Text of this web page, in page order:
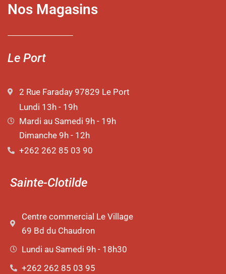
Nos Magasins
Le Port
2 Rue Faraday 97829 Le Port
Lundi 13h - 19h
Mardi au Samedi 9h - 19h
Dimanche 9h - 12h
+262 262 85 03 90
Sainte-Clotilde
Centre commercial Le Village
69 Bd du Chaudron
Lundi au Samedi 9h - 18h30
+262 262 85 03 95